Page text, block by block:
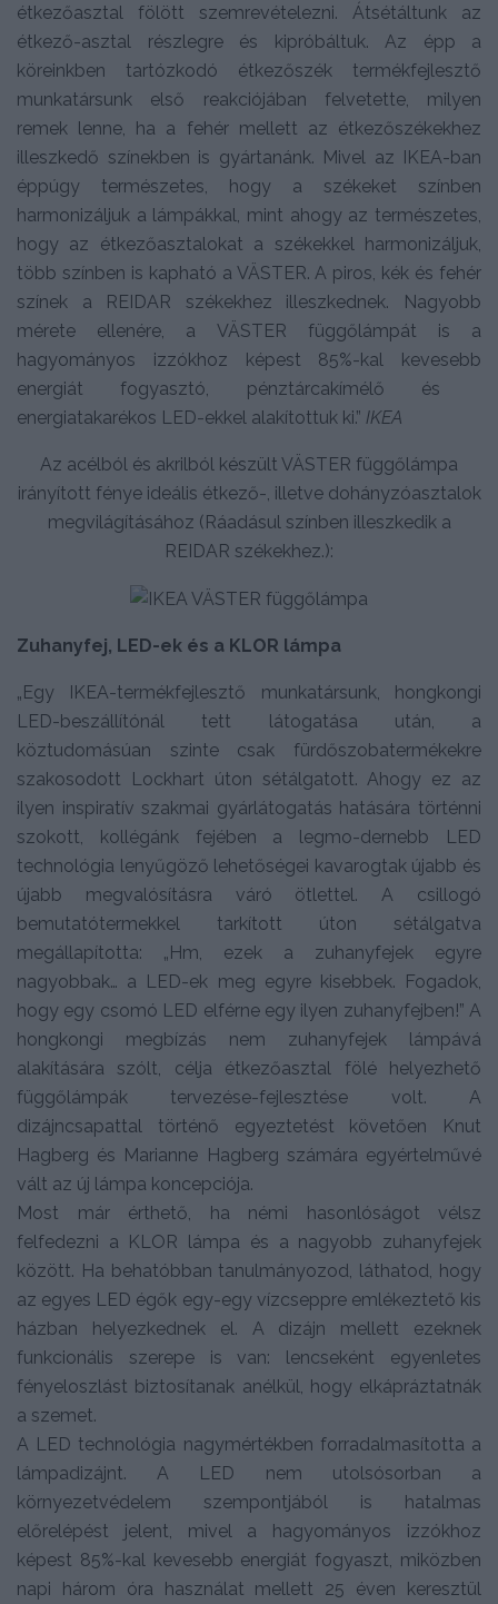
étkezőasztal fölött szemrevételezni. Átsétáltunk az
étkező-asztal részlegre és kipróbáltuk. Az épp a
köreinkben tartózkodó étkezőszék termékfejlesztő
munkatársunk első reak­ciójában felvetette, milyen
remek lenne, ha a fehér mellett az étkezőszékekhez
illeszkedő színekben is gyártanánk. Mivel az IKEA-ban
éppúgy természetes, hogy a székeket színben
harmonizáljuk a lám­pákkal, mint ahogy az természetes,
hogy az étkezőasztalokat a székekkel harmonizáljuk,
több színben is kapható a VÄSTER. A piros, kék és fehér
színek a REIDAR székekhez illeszkednek. Nagyobb
mérete ellenére, a VÄSTER függőlámpát is a
hagyományos izzókhoz képest 85%-kal kevesebb
energiát fogyasztó, pénztárcakímélő és
energiatakarékos LED-ekkel alakítottuk ki.” IKEA
Az acélból és akrilból készült VÄSTER függőlámpa
irányított fénye ideális étkező-, illetve dohányzóasztalok
megvilágításához (Ráadásul színben illeszkedik a
REIDAR székekhez.):
Zuhanyfej, LED-ek és a KLOR lámpa
„Egy IKEA-termékfejlesztő munkatársunk, hongkongi
LED-beszállítónál tett látogatása után, a
köztudomásúan szinte csak fürdőszobatermékekre
szakosodott Lockhart úton sétálgatott. Ahogy ez az
ilyen inspiratív szakmai gyárlátogatás hatására történni
szokott, kollégánk fejében a legmo-dernebb LED
technológia lenyűgöző lehetőségei kavarogtak újabb és
újabb megvalósításra váró ötlettel. A csillogó
bemutatótermekkel tarkított úton sétálgatva
megállapította: „Hm, ezek a zuhanyfejek egyre
nagyobbak… a LED-ek meg egyre kisebbek. Fogadok,
hogy egy csomó LED elférne egy ilyen zuhanyfejben!” A
hongkongi megbízás nem zuhanyfejek lámpává
alakítására szólt, célja étkezőasztal fölé helyezhető
függőlámpák tervezése-fejlesztése volt. A
dizájncsapattal történő egyeztetést követően Knut
Hagberg és Marianne Hagberg számára egyértelművé
vált az új lámpa koncepciója.
Most már érthető, ha némi hasonlóságot vélsz
felfedezni a KLOR lámpa és a nagyobb zuhanyfejek
között. Ha behatóbban tanulmányozod, láthatod, hogy
az egyes LED égők egy-egy vízcseppre emlékeztető kis
házban helyezkednek el. A dizájn mellett ezeknek
funkcionális szerepe is van: lencseként egyenletes
fényeloszlást biztosítanak anélkül, hogy elkápráztatnák
a szemet.
A LED technológia nagymértékben forradalmasította a
lámpadizájnt. A LED nem utolsósorban a
környezetvédelem szempontjából is hatalmas
előrelépést jelent, mivel a hagyományos izzókhoz
képest 85%-kal kevesebb energiát fogyaszt, miközben
napi három óra használat mellett 25 éven keresztül